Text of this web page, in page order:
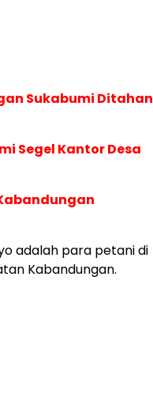
Sukabumi Ditahan
Segel Kantor Desa
adalah para petani di
Kabandungan.